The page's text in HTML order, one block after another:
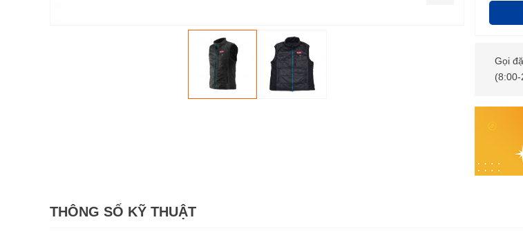
Gọi
THÔNG SỐ KỸ THUẬT